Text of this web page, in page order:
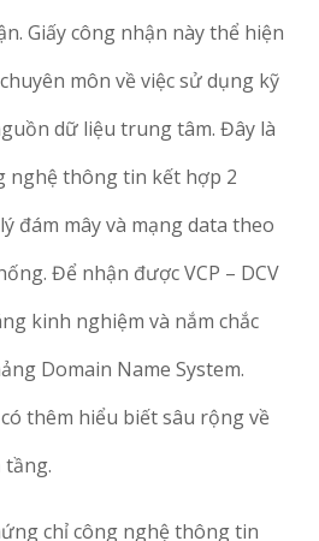
Giấy công nhận này thể hiện
môn về việc sử dụng kỹ
dữ liệu trung tâm. Đây là
nghệ thông tin kết hợp 2
đám mây và mạng data theo
Để nhận được VCP – DCV
kinh nghiệm và nắm chắc
Domain Name System.
thêm hiểu biết sâu rộng về
tầng.
chỉ công nghệ thông tin